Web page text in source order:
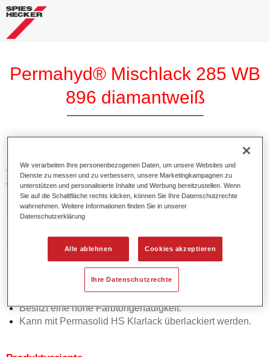
Permahyd® Mischlack 285 WB
896 diamantweiß
von Permahyd Perlmutt Basislack 285, einem hochwertigen
wasserverdünnbaren Basislacksystem. Es basiert auf einer
speziellen PU-Dispersionstechnologie für Uni- und
Effektlackierungen.
Ermöglicht eine einfache und schnelle Verarbeitung in
1,5 Spritzgängen.
Bietet ein gutes Standvermögen.
Verfügt über ein hohes Deckvermögen.
Besitzt eine hohe Farbtongenauigkeit.
Kann mit Permasolid HS Klarlack überlackiert werden.
Wir verarbeiten Ihre personenbezogenen Daten, um unsere Websites und
Dienste zu messen und zu verbessern, unsere Marketingkampagnen zu
unterstützen und personalisierte Inhalte und Werbung bereitzustellen. Wenn
Sie auf die Schaltfläche rechts klicken, können Sie Ihre Datenschutzrechte
wahrnehmen. Weitere Informationen finden Sie in unserer
Datenschutzerklärung
Alle ablehnen Cookies akzeptieren
Ihre Datenschutzrechte